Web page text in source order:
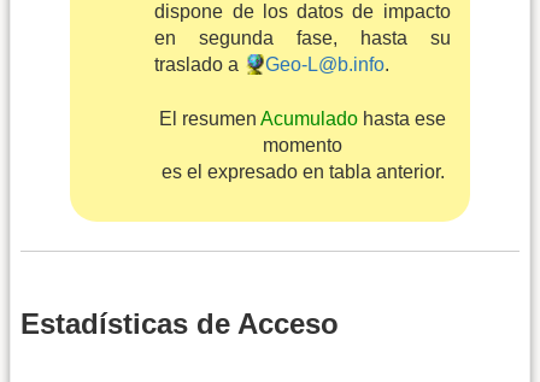
dispone de los datos de impacto
en segunda fase, hasta su
traslado a
Geo-L@b.info.
El resumen Acumulado hasta ese
momento
es el expresado en tabla anterior.
Estadísticas de Acceso